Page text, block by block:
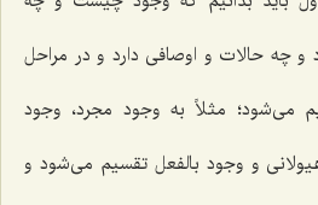
چه حالات و اوصافی دارد و در مراحل
می‌شود؛ مثلاً به وجود مجرد، وجود
و وجود بالفعل تقسیم می‌شود و